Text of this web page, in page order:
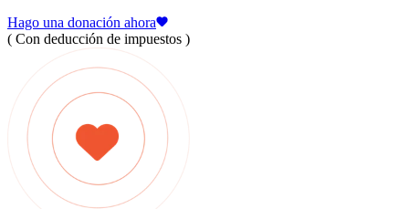
Hago una donación ahora
( Con deducción de impuestos )